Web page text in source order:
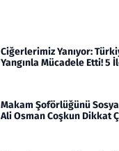
Ciğerlerimiz Yanıyor:
Yangınla Mücadele Etti! 5
Makam Şoförlüğünü
Ali Osman Coşkun Dikkat